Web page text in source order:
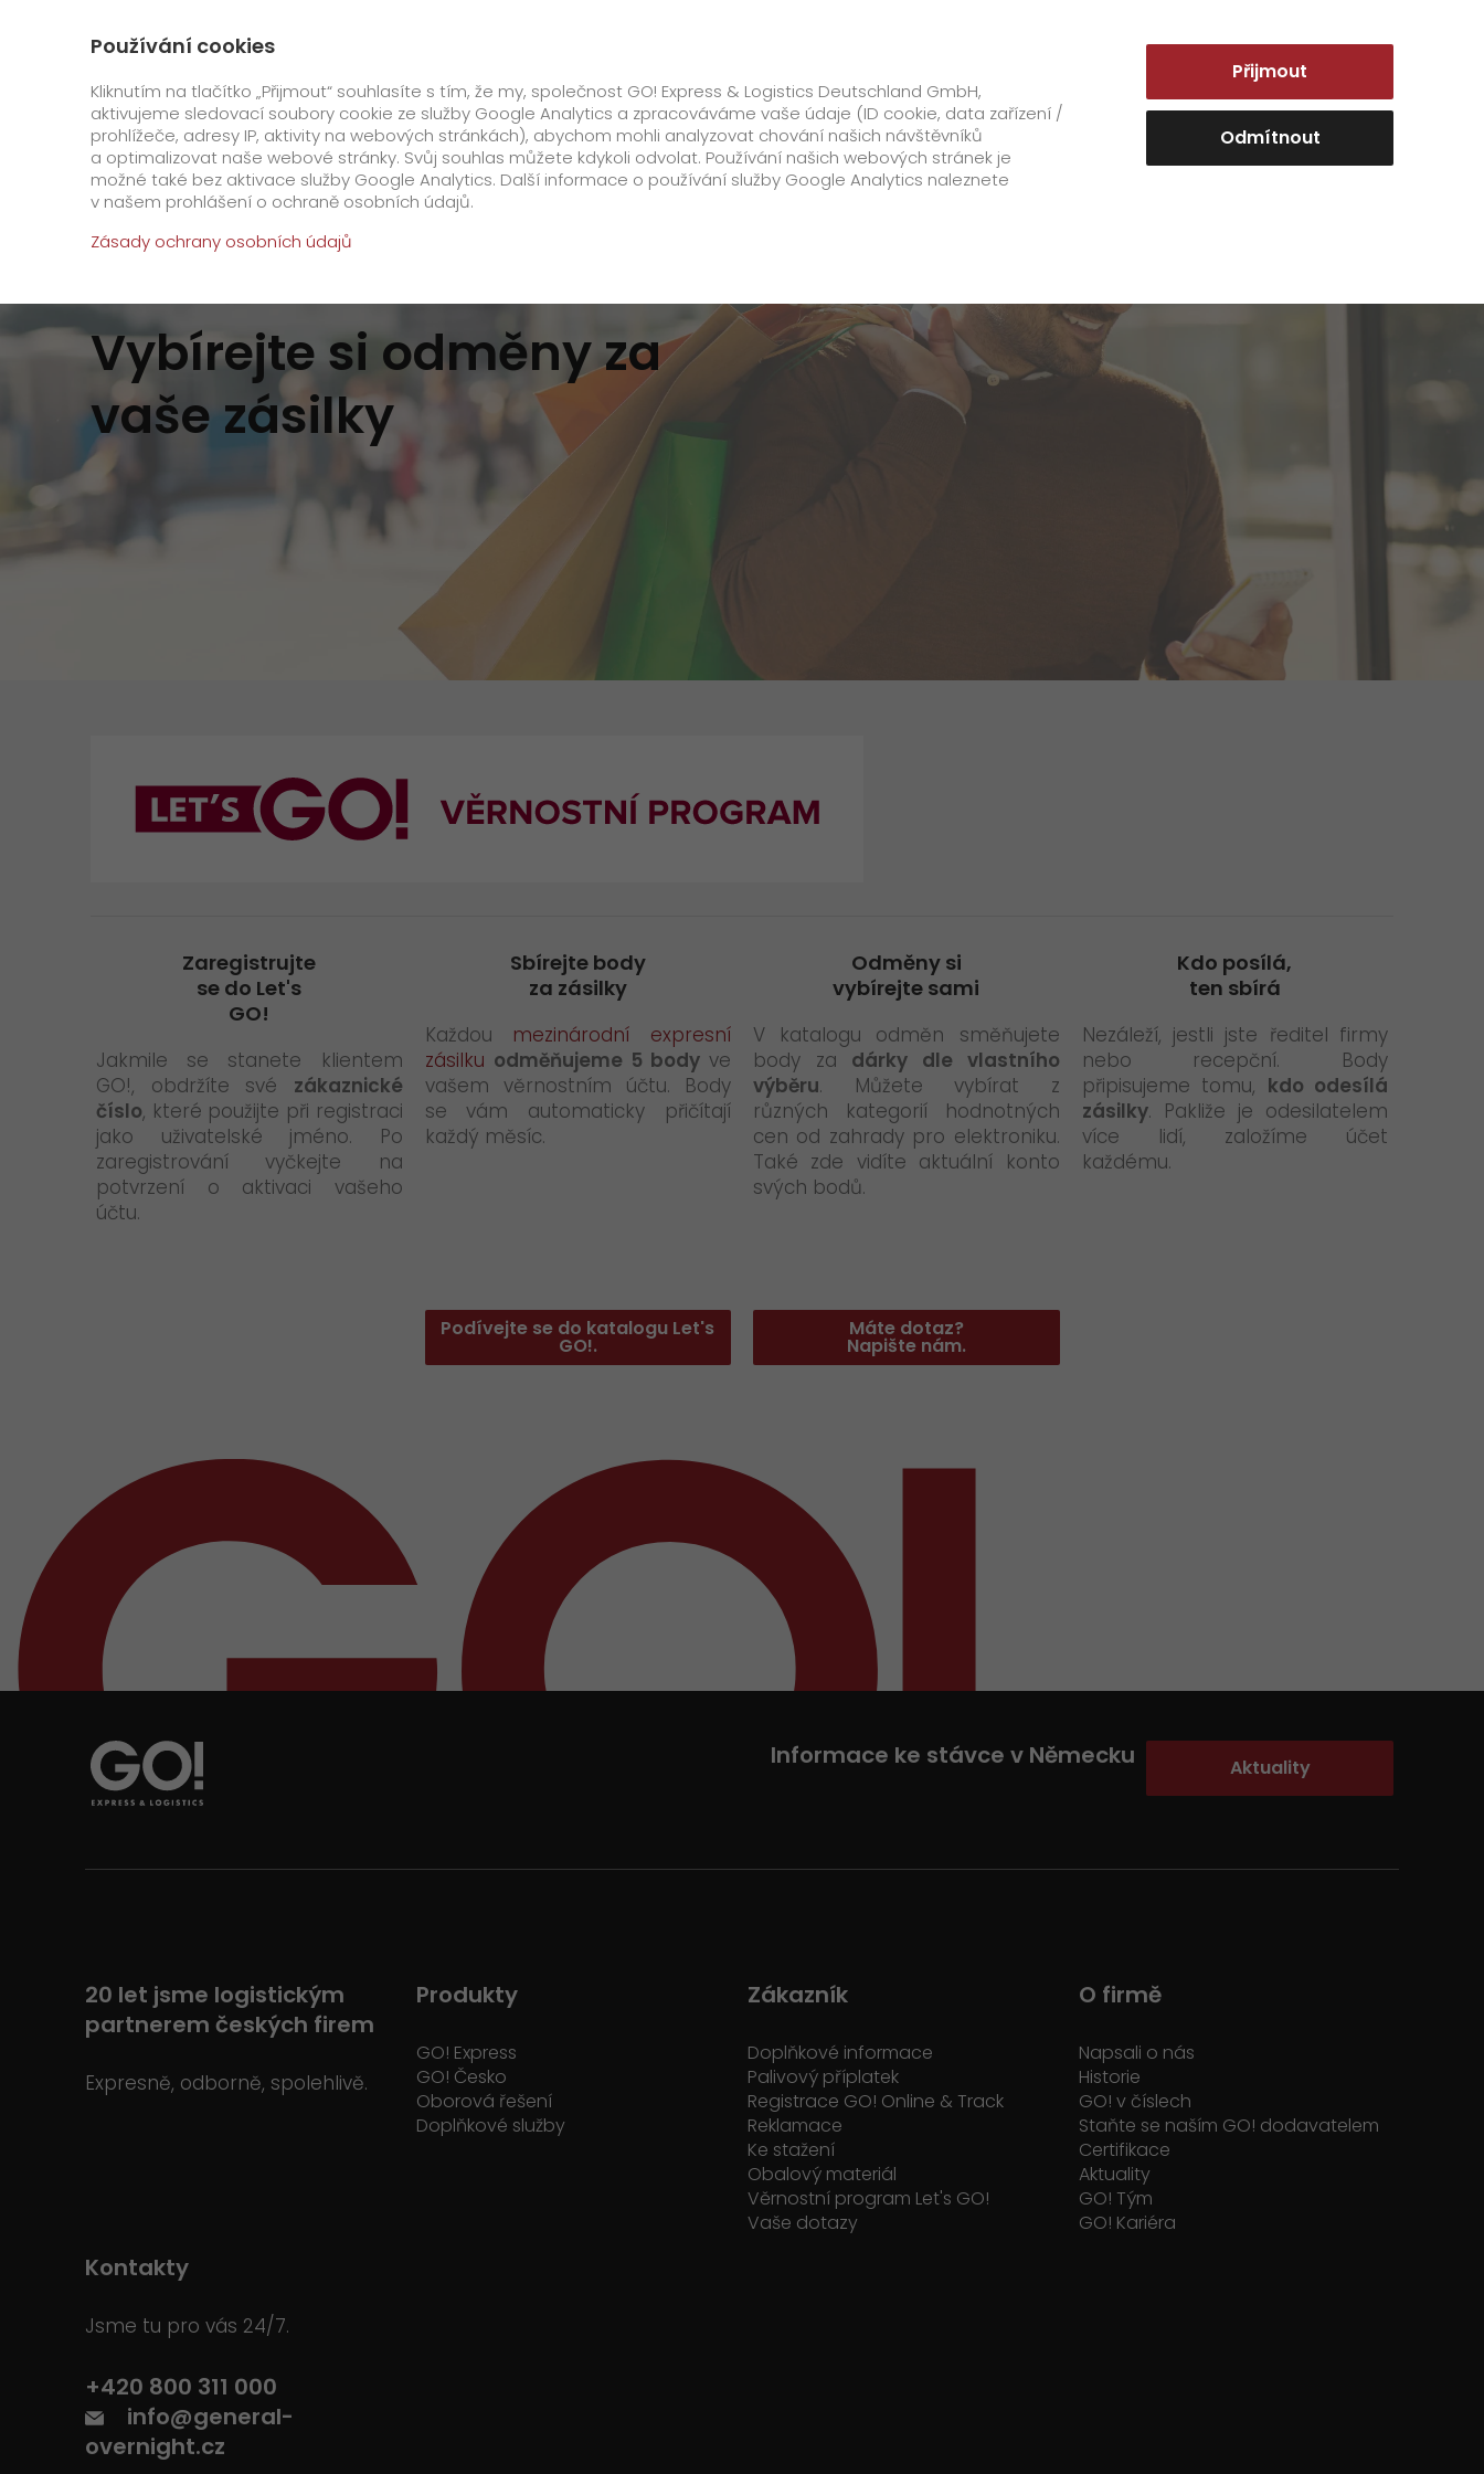
Objednat a sledovat
GO! Express GO! Česko Oborová řešení Doplňkové služby
Speciální požadavky
GO! Kryo
GO! Dry ice
GO! Cool
GO! Ambiente
GO! GMO
Zákazník
Palivový příplatek
Registrace GO! Online & Track
Reklamace
Historie
GO! v číslech
Staňte se naším GO! dodavatelem
GO! Life Science: Přeprava
genetického materiálu
Nabídka práce Customer Service
Team Leader
Úvod Zákazník Věrnostní program Let's GO!
Vybírejte si odměny za
vaše zásilky
Zaregistrujte
se do Let's
GO!
Jakmile se stanete klientem
GO!, obdržíte své zákaznické
číslo, které použijte při registraci
jako uživatelské jméno. Po
zaregistrování vyčkejte na
potvrzení o aktivaci vašeho
účtu.
Sbírejte body
za zásilky
Každou mezinárodní expresní
zásilku odměňujeme 5 bodyve
vašem věrnostním účtu. Body
se vám automaticky přičítají
každý měsíc.
Odměny si
vybírejte sami
V katalogu odměn směňujete
body za dárky dle vlastního
výběru. Můžete vybírat z
různých kategorií hodnotných
cen od zahrady pro elektroniku.
Také zde vidíte aktuální konto
svých bodů.
Kdo posílá,
ten sbírá
Nezáleží, jestli jste ředitel firmy
nebo recepční. Body
připisujeme tomu, kdo odesílá
zásilky. Pakliže je odesilatelem
více lidí, založíme účet
každému.
Podívejte se do katalogu Let's
GO!.
Máte dotaz?
Napište nám.
Informace ke stávce v Německu Aktuality
20 let jsme logistickým
partnerem českých firem
Expresně, odborně, spolehlivě.
Produkty
GO! Express
GO! Česko
Oborová řešení
Doplňkové služby
Zákazník
Doplňkové informace
Palivový příplatek
Registrace GO! Online & Track
Reklamace
Ke stažení
Obalový materiál
Věrnostní program Let's GO!
Vaše dotazy
O firmě
Napsali o nás
Historie
GO! v číslech
Staňte se naším GO! dodavatelem
Certifikace
Aktuality
GO! Tým
GO! Kariéra
Kontakty
Jsme tu pro vás 24/7.
+420 800 311 000
info@general-
overnight.cz
Používání cookies
Kliknutím na tlačítko „Přijmout“ souhlasíte s tím, že my, společnost GO! Express & Logistics Deutschland GmbH,
aktivujeme sledovací soubory cookie ze služby Google Analytics a zpracováváme vaše údaje (ID cookie, data zařízení /
prohlížeče, adresy IP, aktivity na webových stránkách), abychom mohli analyzovat chování našich návštěvníků
a optimalizovat naše webové stránky. Svůj souhlas můžete kdykoli odvolat. Používání našich webových stránek je
možné také bez aktivace služby Google Analytics. Další informace o používání služby Google Analytics naleznete
v našem prohlášení o ochraně osobních údajů.
Zásady ochrany osobních údajů
Přijmout
Odmítnout